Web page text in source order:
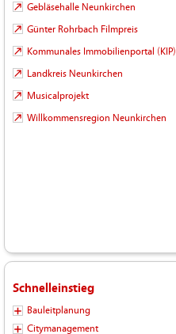
Gebläsehalle Neunkirchen
Günter Rohrbach Filmpreis
Kommunales Immobilienportal (KIP)
Landkreis Neunkirchen
Musicalprojekt
Willkommensregion Neunkirchen
Schnelleinstieg
Bauleitplanung
Citymanagement